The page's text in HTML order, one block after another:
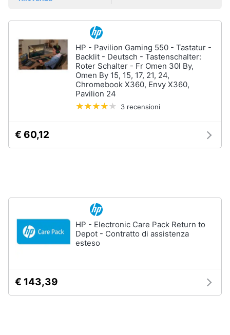
e
Clima
Giardinaggio
Giocattoli
infanzia
HP - Pavilion Gaming 550 - Tastatur -
Backlit - Deutsch - Tastenschalter:
Roter Schalter - Fr Omen 30l By,
Omen By 15, 15, 17, 21, 24,
Chromebook X360, Envy X360,
Pavilion 24
3 recensioni
€ 60,12
HP - Electronic Care Pack Return to
Depot - Contratto di assistenza
esteso
€ 143,39